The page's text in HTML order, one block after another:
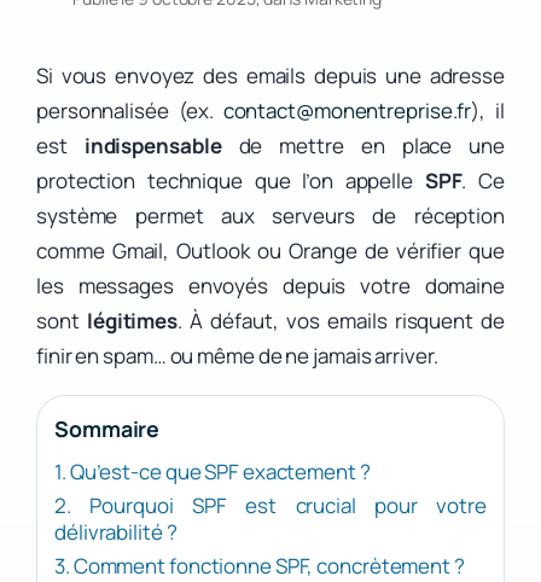
Si vous envoyez des emails depuis une adresse
personnalisée (ex. contact@monentreprise.fr), il
est indispensablede mettre en place une
protection technique que l’on appelle SPF. Ce
système permet aux serveurs de réception
comme Gmail, Outlook ou Orange de vérifier que
les messages envoyés depuis votre domaine
sont légitimes. À défaut, vos emails risquent de
finir en spam… ou même de ne jamais arriver.
Sommaire
1. Qu’est-ce que SPF exactement ?
2. Pourquoi SPF est crucial pour votre
délivrabilité ?
3. Comment fonctionne SPF, concrètement ?